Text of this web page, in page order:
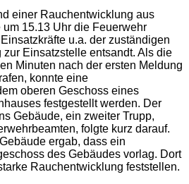
einer Rauchentwicklung aus
15.13 Uhr die Feuerwehr
u.a. der zuständigen
Einsatzstelle entsandt. Als die
Minuten nach der ersten Meldung
konnte eine
oberen Geschoss eines
festgestellt werden. Der
Gebäude, ein zweiter Trupp,
folgte kurz darauf.
ergab, dass ein
des Gebäudes vorlag. Dort
Rauchentwicklung feststellen.